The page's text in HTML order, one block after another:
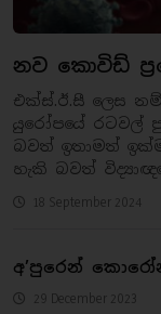
නව කොවිඩ්
එක්ස්.ඊ.සී ලෙස
යුරෝපයේ රටවල්
බවත් ඉතාමත්
හැකි බවත්
18 September 2024
අ’පුරෙන්
29 December 2023